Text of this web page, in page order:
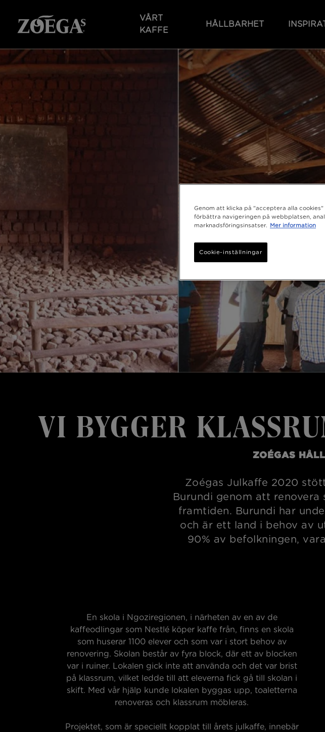
huvudinnehåll
VÅRT
KAFFE
HÅLLBARHET
VI BYGGER
ZOÉGAS
Zoégas Julkaffe 2020
Burundi genom att
framtiden. Burundi har
och är ett land i behov av
90% av befolkningen,
En skola i Ngoziregionen, i närheten av en av de
kaffeodlingar som Nestlé köper kaffe från, finns en skola
som huserar 1100 elever och som var i stort behov av
renovering. Skolan består av fyra block, där ett av blocken
var i ruiner. Lokalen gick inte att använda och det var brist
på klassrum, vilket ledde till att eleverna fick gå till skolan i
skift. Med vår hjälp kunde lokalen byggas upp, toaletterna
renoveras och klassrum möbleras.
Projektet, som är speciellt kopplat till årets julkaffe, innebär
Genom att klicka på "acceptera alla
förbättra navigeringen på webbplatsen,
marknadsföringsinsatser.
Mer information
Cookie-inställningar